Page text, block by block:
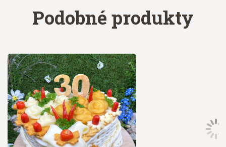
Podobné produkty